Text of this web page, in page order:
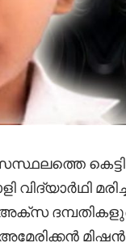
വിദ്യാർഥി
അക്സ